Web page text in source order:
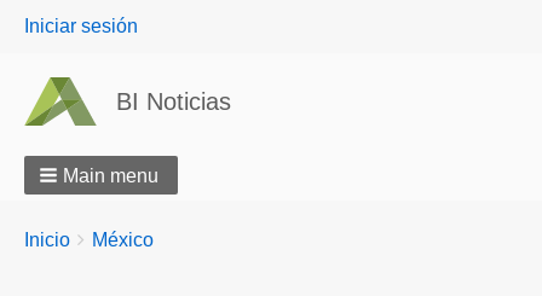
User
Iniciar sesión
BI Noticias
Main menu
Breadcrumbs
You
Inicio México